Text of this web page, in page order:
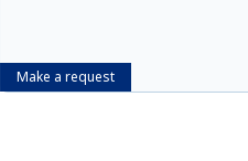
Make a request